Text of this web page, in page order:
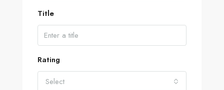
Title
Rating
Select